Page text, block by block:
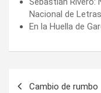
Nacional de Letras
En la Huella de
Cambio de rumbo